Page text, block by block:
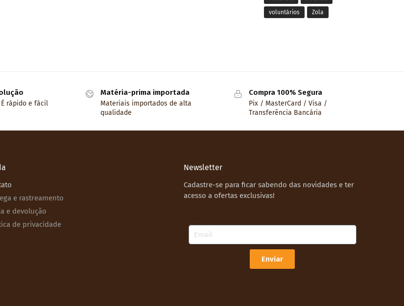
voluntários Zola
rápido e fácil
Matéria-prima importada
Materiais importados de alta
qualidade
Compra 100% Segura
Pix / MasterCard / Visa /
Transferência Bancária
e rastreamento
e devolução
de privacidade
Newsletter
Cadastre-se para ficar sabendo das novidades e ter
acesso a ofertas exclusivas!
Enviar